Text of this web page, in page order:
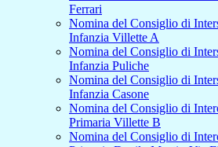
Ferrari
Nomina del Consiglio di
Infanzia Villette A
Nomina del Consiglio di
Infanzia Puliche
Nomina del Consiglio di
Infanzia Casone
Nomina del Consiglio di
Primaria Villette B
Nomina del Consiglio di